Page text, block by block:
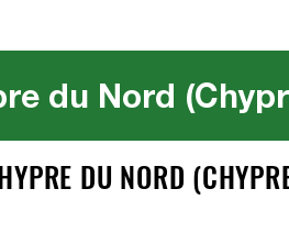
du Nord
DU NORD